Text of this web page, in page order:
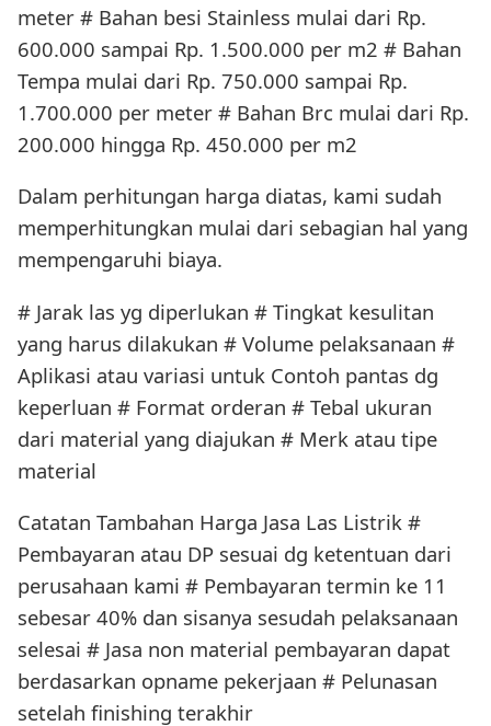
meter # Bahan besi Stainless mulai dari Rp.
600.000 sampai Rp. 1.500.000 per m2 # Bahan
Tempa mulai dari Rp. 750.000 sampai Rp.
1.700.000 per meter # Bahan Brc mulai dari Rp.
200.000 hingga Rp. 450.000 per m2
Dalam perhitungan harga diatas, kami sudah
memperhitungkan mulai dari sebagian hal yang
mempengaruhi biaya.
# Jarak las yg diperlukan # Tingkat kesulitan
yang harus dilakukan # Volume pelaksanaan #
Aplikasi atau variasi untuk Contoh pantas dg
keperluan # Format orderan # Tebal ukuran
dari material yang diajukan # Merk atau tipe
material
Catatan Tambahan Harga Jasa Las Listrik #
Pembayaran atau DP sesuai dg ketentuan dari
perusahaan kami # Pembayaran termin ke 11
sebesar 40% dan sisanya sesudah pelaksanaan
selesai # Jasa non material pembayaran dapat
berdasarkan opname pekerjaan # Pelunasan
setelah finishing terakhir